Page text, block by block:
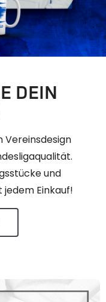
DEIN
Vereinsdesign
und
Einkauf!